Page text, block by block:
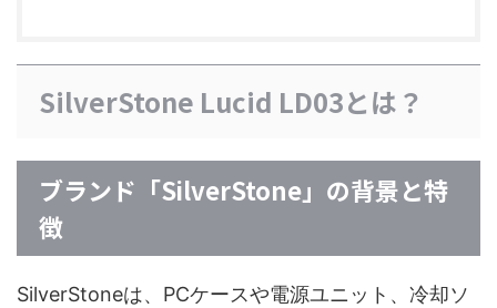
SilverStone Lucid LD03とは？
ブランド「SilverStone」の背景と特
徴
SilverStoneは、PCケースや電源ユニット、冷却ソ